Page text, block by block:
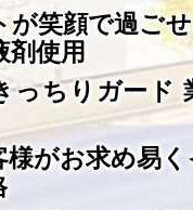
が笑顔で過ご
剤使用
っちりガード
様がお求め易